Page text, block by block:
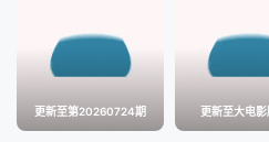
更新至第20260724期 更新至大电